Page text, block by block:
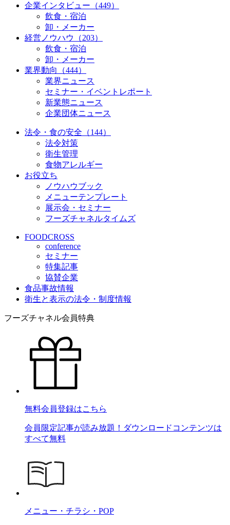
企業インタビュー（449）
飲食・宿泊
卸・メーカー
経営ノウハウ（203）
飲食・宿泊
卸・メーカー
業界動向（444）
業界ニュース
セミナー・イベントレポート
新業態ニュース
企業団体ニュース
法令・食の安全（144）
法令対策
衛生管理
食物アレルギー
お役立ち
ノウハウブック
メニューテンプレート
展示会・セミナー
フーズチャネルタイムズ
FOODCROSS
conference
セミナー
特集記事
協賛企業
食品事故情報
衛生と表示の法令・制度情報
フーズチャネル会員特典
無料会員登録はこちら
会員限定記事が読み放題！ダウンロードコンテンツは
すべて無料
メニュー・チラシ・POP